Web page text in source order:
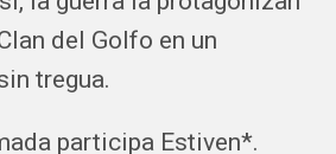
del Golfo en un
tregua.
participa Estiven*.